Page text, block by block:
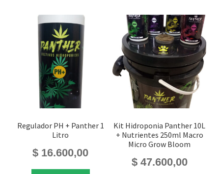
Regulador PH + Panther 1
Litro
$ 16.600,00
Kit Hidroponia Panther 10L
+ Nutrientes 250ml Macro
Micro Grow Bloom
$47.600,00